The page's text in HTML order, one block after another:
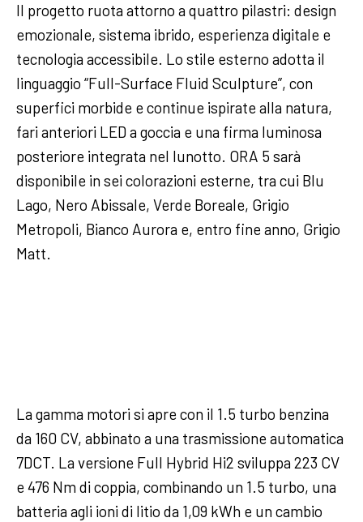
Il progetto ruota attorno a quattro pilastri: design
emozionale, sistema ibrido, esperienza digitale e
tecnologia accessibile. Lo stile esterno adotta il
linguaggio “Full-Surface Fluid Sculpture”, con
superfici morbide e continue ispirate alla natura,
fari anteriori LED a goccia e una firma luminosa
posteriore integrata nel lunotto. ORA 5 sarà
disponibile in sei colorazioni esterne, tra cui Blu
Lago, Nero Abissale, Verde Boreale, Grigio
Metropoli, Bianco Aurora e, entro fine anno, Grigio
Matt.
La gamma motori si apre con il 1.5 turbo benzina
da 160 CV, abbinato a una trasmissione automatica
7DCT. La versione Full Hybrid Hi2 sviluppa 223 CV
e 476 Nm di coppia, combinando un 1.5 turbo, una
batteria agli ioni di litio da 1,09 kWh e un cambio